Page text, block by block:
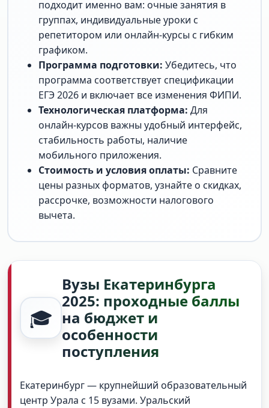
подходит именно вам: очные занятия в
группах, индивидуальные уроки с
репетитором или онлайн-курсы с гибким
графиком.
Программа подготовки: Убедитесь, что
программа соответствует спецификации
ЕГЭ 2026 и включает все изменения ФИПИ.
Технологическая платформа: Для
онлайн-курсов важны удобный интерфейс,
стабильность работы, наличие
мобильного приложения.
Стоимость и условия оплаты: Сравните
цены разных форматов, узнайте о скидках,
рассрочке, возможности налогового
вычета.
🎓
Вузы Екатеринбурга
2025: проходные баллы
на бюджет и
особенности
поступления
Екатеринбург — крупнейший образовательный
центр Урала с 15 вузами. Уральский